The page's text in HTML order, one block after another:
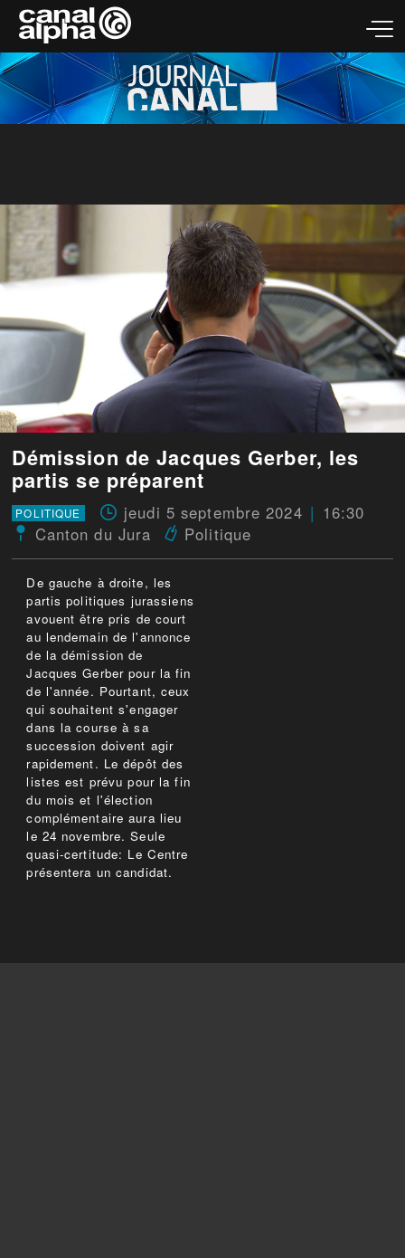
Démission de Jacques Gerber, les
partis se préparent
POLITIQUE jeudi 5 septembre 2024
16:30
Canton du Jura
Politique
De gauche à droite, les
partis politiques jurassiens
avouent être pris de court
au lendemain de l'annonce
de la démission de
Jacques Gerber pour la fin
de l'année. Pourtant, ceux
qui souhaitent s'engager
dans la course à sa
succession doivent agir
rapidement. Le dépôt des
listes est prévu pour la fin
du mois et l'élection
complémentaire aura lieu
le 24 novembre. Seule
quasi-certitude: Le Centre
présentera un candidat.